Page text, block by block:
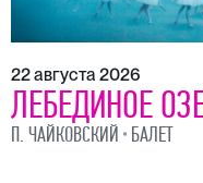
22 августа 2026
ЛЕБЕДИНОЕ
П. ЧАЙКОВСКИЙ БАЛЕТ